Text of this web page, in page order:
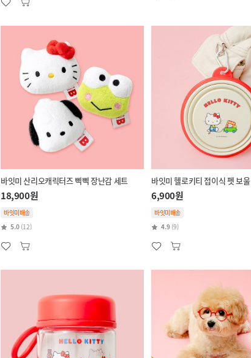
바잇미 산리오캐릭터즈 삑삑 장난감 세트
18,900원
바잇미배송
5.0 (12)
바잇미 헬로키티 접이식 펫 보울
6,900원
바잇미배송
4.9 (9)